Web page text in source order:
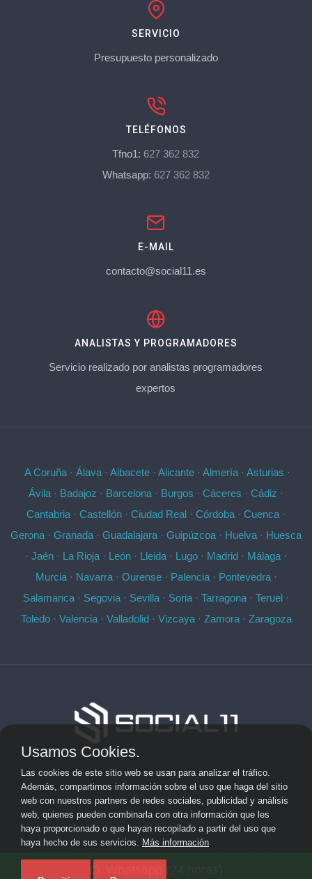
SERVICIO
Presupuesto personalizado
TELÉFONOS
Tfno1: 627 362 832
Whatsapp: 627 362 832
E-MAIL
contacto@social11.es
ANALISTAS Y PROGRAMADORES
Servicio realizado por analistas programadores
expertos
A Coruña· Álava· Albacete· Alicante· Almería· Asturias ·
Ávila · Badajoz · Barcelona · Burgos · Cáceres · Cádiz ·
Cantabria · Castellón · Ciudad Real · Córdoba · Cuenca ·
Gerona · Granada · Guadalajara · Guipúzcoa · Huelva · Huesca
· Jaén · La Rioja · León · Lleida · Lugo · Madrid · Málaga ·
Murcia· Navarra· Ourense· Palencia· Pontevedra·
Salamanca · Segovia · Sevilla · Soria · Tarragona · Teruel ·
Toledo· Valencia· Valladolid· Vizcaya· Zamora· Zaragoza
Aviso Legal
Privacidad
Cookies
Usamos Cookies.
Las cookies de este sitio web se usan para analizar el tráfico.
Además, compartimos información sobre el uso que haga del sitio
web con nuestros partners de redes sociales, publicidad y análisis
web, quienes pueden combinarla con otra información que les
haya proporcionado o que hayan recopilado a partir del uso que
haya hecho de sus servicios. Más información